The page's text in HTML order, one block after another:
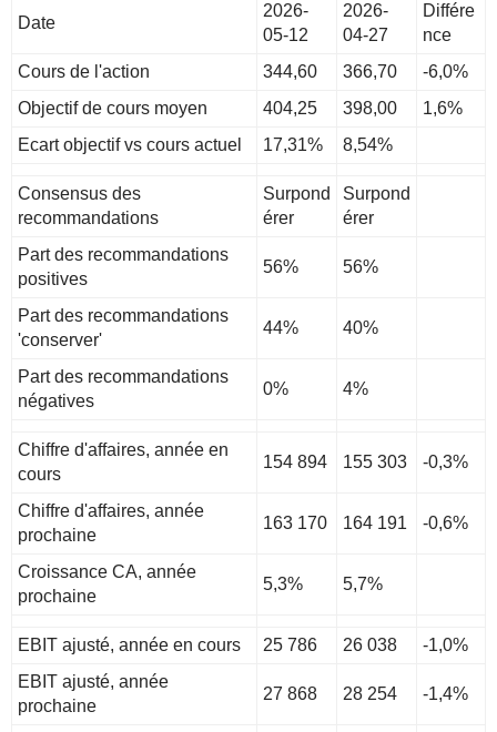
Date
2026-
05-12
2026-
04-27
Différe
nce
Cours de l'action
344,60 366,70
-6,0%
Objectif de cours moyen
404,25 398,00
1,6%
Ecart objectif vs cours actuel
17,31% 8,54%
Consensus des
recommandations
Surpond
érer
Surpond
érer
Part des recommandations
positives
56% 56%
Part des recommandations
'conserver'
44% 40%
Part des recommandations
négatives
0% 4%
Chiffre d'affaires, année en
cours
154 894 155 303 -0,3%
Chiffre d'affaires, année
prochaine
163 170 164 191 -0,6%
Croissance CA, année
prochaine
5,3% 5,7%
EBIT ajusté, année en cours 25 786 26 038
-1,0%
EBIT ajusté, année
prochaine
27 868 28 254 -1,4%